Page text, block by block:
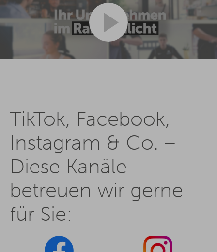
TikTok, Facebook,
Instagram & Co. –
Diese Kanäle
betreuen wir gerne
für Sie: